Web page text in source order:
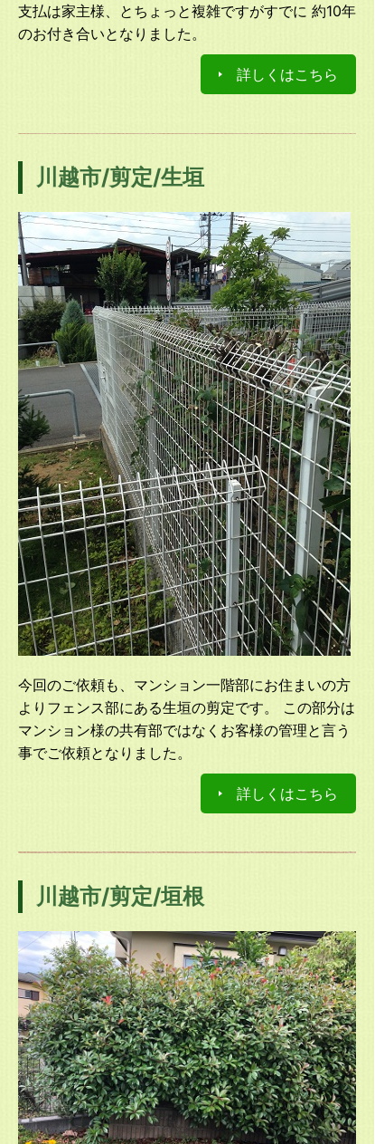
支払は家主様、とちょっと複雑ですがすでに 約10年
のお付き合いとなりました。
詳しくはこちら
川越市/剪定/生垣
今回のご依頼も、マンション一階部にお住まいの方
よりフェンス部にある生垣の剪定です。 この部分は
マンション様の共有部ではなくお客様の管理と言う
事でご依頼となりました。
詳しくはこちら
川越市/剪定/垣根